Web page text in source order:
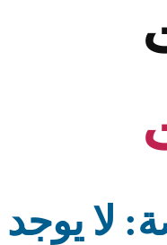
لا يوجد